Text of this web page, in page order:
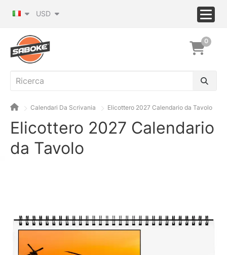
USD
0
Calendari Da Scrivania Elicottero 2027 Calendario da Tavolo
Elicottero 2027 Calendario
da Tavolo